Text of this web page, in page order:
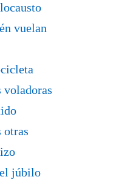
vuelan
voladoras
otras
júbilo